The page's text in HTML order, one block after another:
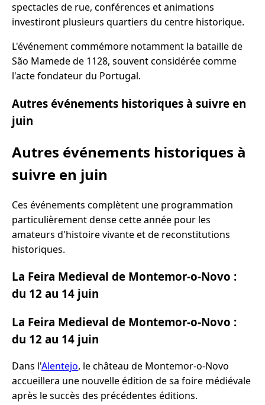
spectacles de rue, conférences et animations
investiront plusieurs quartiers du centre historique.
L'événement commémore notamment la bataille de
São Mamede de 1128, souvent considérée comme
l'acte fondateur du Portugal.
Autres événements historiques à suivre en
juin
Autres événements historiques à
suivre en juin
Ces événements complètent une programmation
particulièrement dense cette année pour les
amateurs d'histoire vivante et de reconstitutions
historiques.
La Feira Medieval de Montemor-o-Novo :
du 12 au 14 juin
La Feira Medieval de Montemor-o-Novo :
du 12 au 14 juin
Dans l'Alentejo, le château de Montemor-o-Novo
accueillera une nouvelle édition de sa foire médiévale
après le succès des précédentes éditions.